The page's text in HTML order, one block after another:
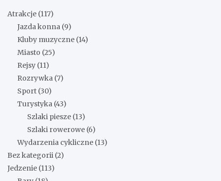
Atrakcje (117)
Jazda konna (9)
Kluby muzyczne (14)
Miasto (25)
Rejsy (11)
Rozrywka (7)
Sport (30)
Turystyka (43)
Szlaki piesze (13)
Szlaki rowerowe (6)
Wydarzenia cykliczne (13)
Bez kategorii (2)
Jedzenie (113)